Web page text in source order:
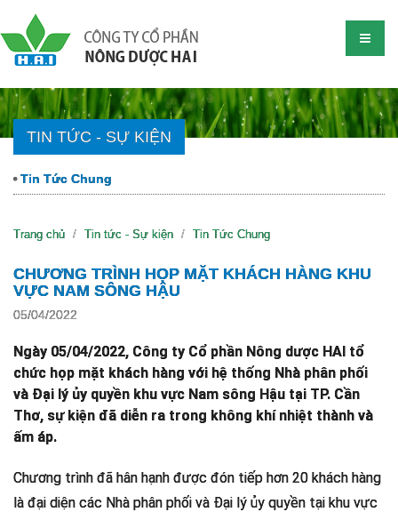
TIN TỨC - SỰ KIỆN
Tin Tức Chung
Trang chủ Tin tức - Sự kiện Tin Tức Chung
CHƯƠNG TRÌNH HỌP MẶT KHÁCH HÀNG KHU
VỰC NAM SÔNG HẬU
05/04/2022
Ngày 05/04/2022, Công ty Cổ phần Nông dược HAI tổ
chức họp mặt khách hàng với hệ thống Nhà phân phối
và Đại lý ủy quyền khu vực Nam sông Hậu tại TP. Cần
Thơ, sự kiện đã diễn ra trong không khí nhiệt thành và
ấm áp.
Chương trình đã hân hạnh được đón tiếp hơn 20 khách hàng
là đại diện các Nhà phân phối và Đại lý ủy quyền tại khu vực